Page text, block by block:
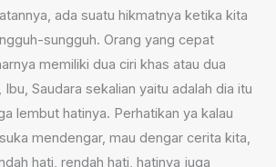
ada suatu hikmatnya ketika kita
sungguh. Orang yang cepat
memiliki dua ciri khas atau dua
Saudara sekalian yaitu adalah dia itu
lembut hatinya. Perhatikan ya kalau
mendengar, mau dengar cerita kita,
hati, rendah hati, hatinya juga